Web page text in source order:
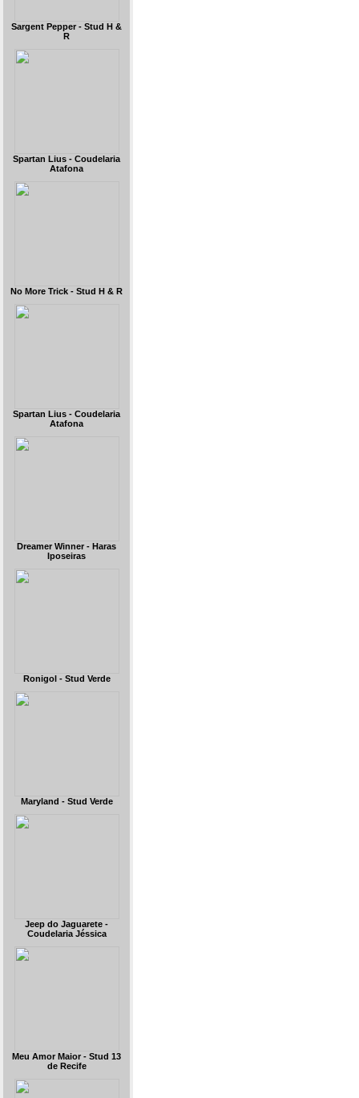
Sargent Pepper - Stud H &
R
Spartan Lius - Coudelaria
Atafona
No More Trick - Stud H & R
Spartan Lius - Coudelaria
Atafona
Dreamer Winner - Haras
Iposeiras
Ronigol - Stud Verde
Maryland - Stud Verde
Jeep do Jaguarete -
Coudelaria Jéssica
Meu Amor Maior - Stud 13
de Recife